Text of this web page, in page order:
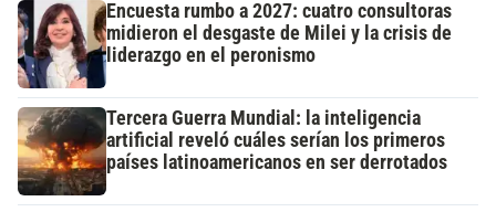
Encuesta rumbo a 2027: cuatro consultoras
midieron el desgaste de Milei y la crisis de
liderazgo en el peronismo
Tercera Guerra Mundial: la inteligencia
artificial reveló cuáles serían los primeros
países latinoamericanos en ser derrotados